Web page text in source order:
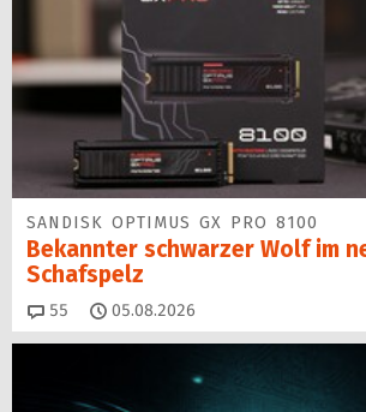
SANDISK OPTIMUS GX PRO 8100
Bekannter schwarzer Wolf im
Schafspelz
55 Kommentare
05.08.2026